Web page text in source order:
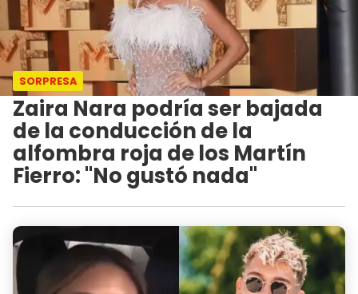
SORPRESA
Zaira Nara podría ser bajada
de la conducción de la
alfombra roja de los Martín
Fierro: "No gustó nada"